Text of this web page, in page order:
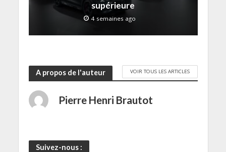
supérieure
4 semaines ago
A propos de l'auteur VOIR TOUS LES ARTICLES
Pierre Henri Brautot
Suivez-nous :